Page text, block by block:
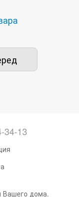
34-13
Вашего дома.